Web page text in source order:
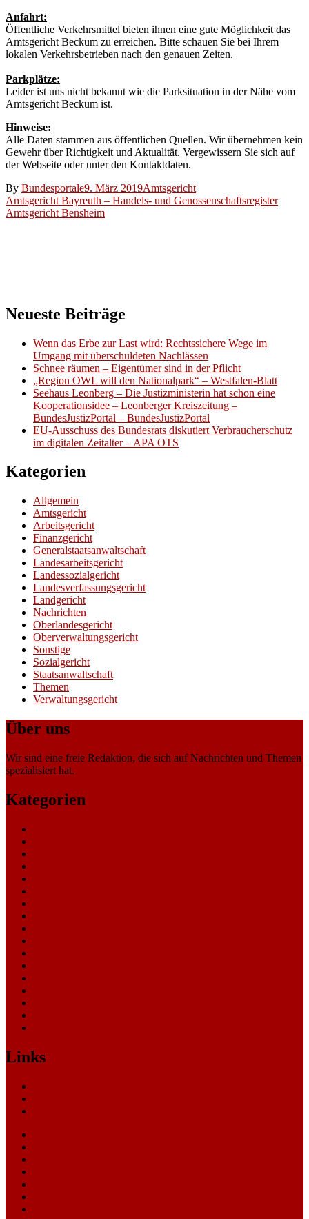
Anfahrt:
Öffentliche Verkehrsmittel bieten ihnen eine gute Möglichkeit das
Amtsgericht Beckum zu erreichen. Bitte schauen Sie bei Ihrem
lokalen Verkehrsbetrieben nach den genauen Zeiten.
Parkplätze:
Leider ist uns nicht bekannt wie die Parksituation in der Nähe vom
Amtsgericht Beckum ist.
Hinweise:
Alle Daten stammen aus öffentlichen Quellen. Wir übernehmen kein
Gewehr über Richtigkeit und Aktualität. Vergewissern Sie sich auf
der Webseite oder unter den Kontaktdaten.
By Bundesportale9. März 2019Amtsgericht
Beitragsnavigation
Amtsgericht Bayreuth – Handels- und Genossenschaftsregister
Amtsgericht Bensheim
Neueste Beiträge
Wenn das Erbe zur Last wird: Rechtssichere Wege im
Umgang mit überschuldeten Nachlässen
Schnee räumen – Eigentümer sind in der Pflicht
„Region OWL will den Nationalpark“ – Westfalen-Blatt
Seehaus Leonberg – Die Justizministerin hat schon eine
Kooperationsidee – Leonberger Kreiszeitung –
BundesJustizPortal – BundesJustizPortal
EU-Ausschuss des Bundesrats diskutiert Verbraucherschutz
im digitalen Zeitalter – APA OTS
Kategorien
Allgemein
Amtsgericht
Arbeitsgericht
Finanzgericht
Generalstaatsanwaltschaft
Landesarbeitsgericht
Landessozialgericht
Landesverfassungsgericht
Landgericht
Nachrichten
Oberlandesgericht
Oberverwaltungsgericht
Sonstige
Sozialgericht
Staatsanwaltschaft
Themen
Verwaltungsgericht
Über uns
Wir sind eine freie Redaktion, die sich auf Nachrichten und Themen
spezialisiert hat.
Kategorien
Links